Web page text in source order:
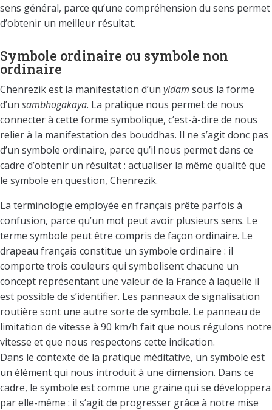
sens général, parce qu’une compréhension du sens permet
d’obtenir un meilleur résultat.
Symbole ordinaire ou symbole non
ordinaire
Chenrezik est la manifestation d’un yidam sous la forme
d’un sambhogakaya. La pratique nous permet de nous
connecter à cette forme symbolique, c’est-à-dire de nous
relier à la manifestation des bouddhas. Il ne s’agit donc pas
d’un symbole ordinaire, parce qu’il nous permet dans ce
cadre d’obtenir un résultat : actualiser la même qualité que
le symbole en question, Chenrezik.
La terminologie employée en français prête parfois à
confusion, parce qu’un mot peut avoir plusieurs sens. Le
terme symbole peut être compris de façon ordinaire. Le
drapeau français constitue un symbole ordinaire : il
comporte trois couleurs qui symbolisent chacune un
concept représentant une valeur de la France à laquelle il
est possible de s’identifier. Les panneaux de signalisation
routière sont une autre sorte de symbole. Le panneau de
limitation de vitesse à 90 km/h fait que nous régulons notre
vitesse et que nous respectons cette indication.
Dans le contexte de la pratique méditative, un symbole est
un élément qui nous introduit à une dimension. Dans ce
cadre, le symbole est comme une graine qui se développera
par elle-même : il s’agit de progresser grâce à notre mise